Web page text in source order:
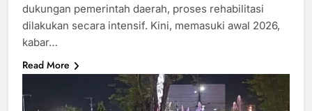
dukungan pemerintah daerah, proses rehabilitasi
dilakukan secara intensif. Kini, memasuki awal 2026,
kabar…
Read More